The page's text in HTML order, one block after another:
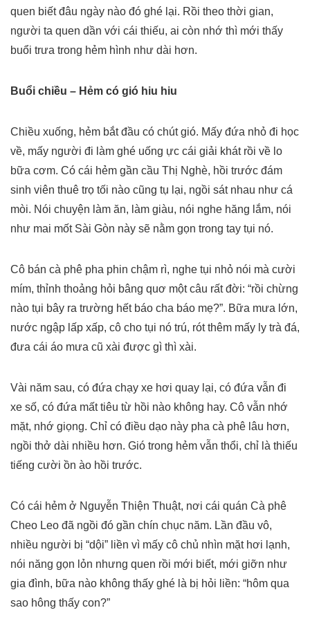
quen biết đâu ngày nào đó ghé lại. Rồi theo thời gian,
người ta quen dần với cái thiếu, ai còn nhớ thì mới thấy
buổi trưa trong hẻm hình như dài hơn.
Buổi chiều – Hẻm có gió hiu hiu
Chiều xuống, hẻm bắt đầu có chút gió. Mấy đứa nhỏ đi học
về, mấy người đi làm ghé uống ực cái giải khát rồi về lo
bữa cơm. Có cái hẻm gần cầu Thị Nghè, hồi trước đám
sinh viên thuê trọ tối nào cũng tụ lại, ngồi sát nhau như cá
mòi. Nói chuyện làm ăn, làm giàu, nói nghe hăng lắm, nói
như mai mốt Sài Gòn này sẽ nằm gọn trong tay tụi nó.
Cô bán cà phê pha phin chậm rì, nghe tụi nhỏ nói mà cười
mím, thỉnh thoảng hỏi bâng quơ một câu rất đời: “rồi chừng
nào tụi bây ra trường hết báo cha báo mẹ?”. Bữa mưa lớn,
nước ngập lấp xấp, cô cho tụi nó trú, rót thêm mấy ly trà đá,
đưa cái áo mưa cũ xài được gì thì xài.
Vài năm sau, có đứa chạy xe hơi quay lại, có đứa vẫn đi
xe số, có đứa mất tiêu từ hồi nào không hay. Cô vẫn nhớ
mặt, nhớ giọng. Chỉ có điều dạo này pha cà phê lâu hơn,
ngồi thở dài nhiều hơn. Gió trong hẻm vẫn thổi, chỉ là thiếu
tiếng cười ồn ào hồi trước.
Có cái hẻm ở Nguyễn Thiện Thuật, nơi cái quán Cà phê
Cheo Leo đã ngồi đó gần chín chục năm. Lần đầu vô,
nhiều người bị “dội” liền vì mấy cô chủ nhìn mặt hơi lạnh,
nói năng gọn lỏn nhưng quen rồi mới biết, mới giỡn như
gia đình, bữa nào không thấy ghé là bị hỏi liền: “hôm qua
sao hông thấy con?”